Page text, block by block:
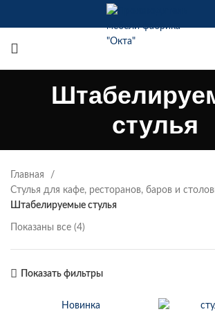
стулья
Главная
Стулья для кафе, ресторанов, баров и
Штабелируемые стулья
Показаны все (4)
Показать фильтры
Новинка